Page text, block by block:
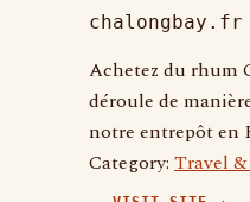
chalongbay.fr
Achetez du rhum
déroule de
notre entrepôt en
Category: Travel